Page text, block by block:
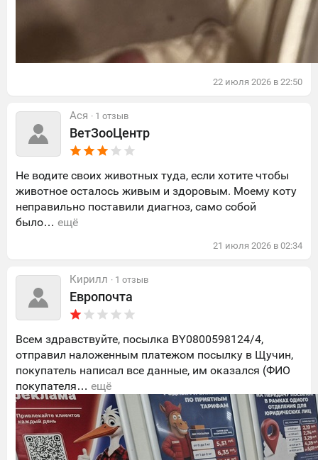
22 июля 2026 в 22:50
Ася · 1 отзыв
ВетЗооЦентр
Не водите своих животных туда, если хотите чтобы
животное осталось живым и здоровым. Моему коту
неправильно поставили диагноз, само собой
было… ещё
21 июля 2026 в 02:34
Кирилл · 1 отзыв
Европочта
Всем здравствуйте, посылка BY0800598124/4,
отправил наложенным платежом посылку в Щучин,
покупатель написал все данные, им оказался (ФИО
покупателя… ещё